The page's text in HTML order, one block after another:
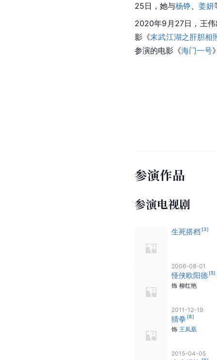
25日，她与杨铮 姜妍
2020年9月27日，王
影《末武江湖之肝胆相
参演的电影《海门一号
参演作品
参演电视剧
生死搭档 [3]
2006-08-01
怪侠欧阳德 [5]
饰 柳红艳
2011-12-19
猜拳 [8]
饰 王凤凰
2015-04-05